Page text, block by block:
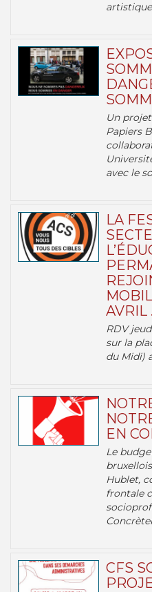
Un
Papiers
avec le
LA
AVRIL
RDV
sur la
du Midi)
EN
Le
Hublet,
frontale
CFS